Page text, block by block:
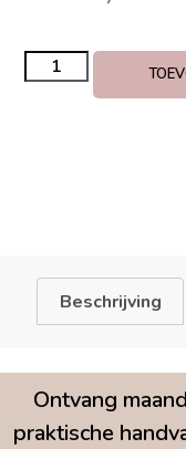
Beschrijving
Ontvang
praktische